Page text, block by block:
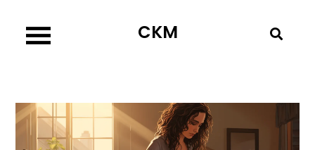
content
CKM